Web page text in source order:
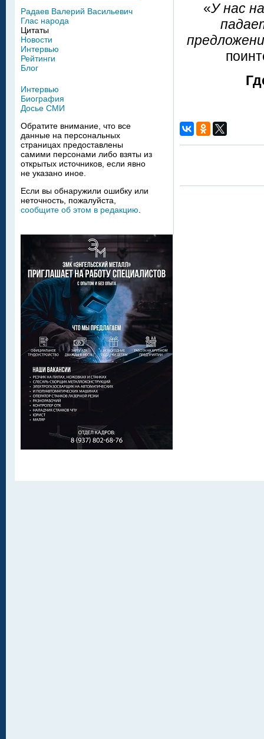
«У нас
Радаев Валерий Васильевич
Глас народа
Цитаты
Новости
Интервью
Рейтинги
Блог
Интервью
Биография
Досье СМИ
Обратите внимание, что все
данные на персональных
страницах предоставлены
самими персонами либо взяты из
открытых источников, если явно
не указано иное.
Если вы обнаружили ошибку или
неточность, пожалуйста,
сообщите об этом в редакцию.